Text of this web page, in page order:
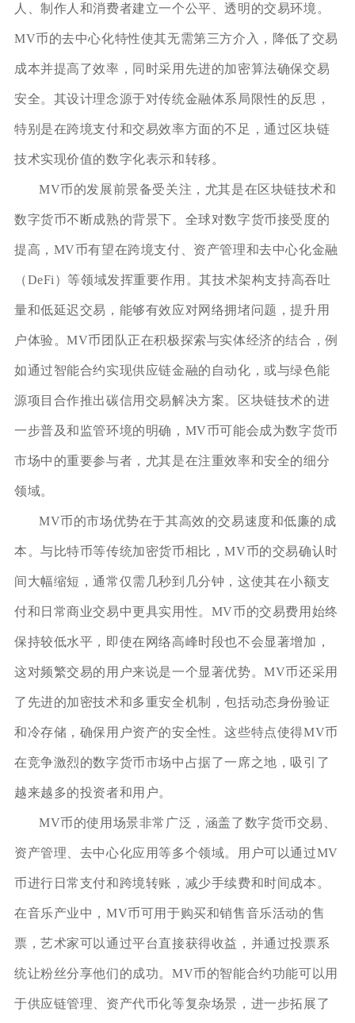
人、制作人和消费者建立一个公平、透明的交易环境。
MV币的去中心化特性使其无需第三方介入，降低了交易
成本并提高了效率，同时采用先进的加密算法确保交易
安全。其设计理念源于对传统金融体系局限性的反思，
特别是在跨境支付和交易效率方面的不足，通过区块链
技术实现价值的数字化表示和转移。
MV币的发展前景备受关注，尤其是在区块链技术和
数字货币不断成熟的背景下。全球对数字货币接受度的
提高，MV币有望在跨境支付、资产管理和去中心化金融
（DeFi）等领域发挥重要作用。其技术架构支持高吞吐
量和低延迟交易，能够有效应对网络拥堵问题，提升用
户体验。MV币团队正在积极探索与实体经济的结合，例
如通过智能合约实现供应链金融的自动化，或与绿色能
源项目合作推出碳信用交易解决方案。区块链技术的进
一步普及和监管环境的明确，MV币可能会成为数字货币
市场中的重要参与者，尤其是在注重效率和安全的细分
领域。
MV币的市场优势在于其高效的交易速度和低廉的成
本。与比特币等传统加密货币相比，MV币的交易确认时
间大幅缩短，通常仅需几秒到几分钟，这使其在小额支
付和日常商业交易中更具实用性。MV币的交易费用始终
保持较低水平，即使在网络高峰时段也不会显著增加，
这对频繁交易的用户来说是一个显著优势。MV币还采用
了先进的加密技术和多重安全机制，包括动态身份验证
和冷存储，确保用户资产的安全性。这些特点使得MV币
在竞争激烈的数字货币市场中占据了一席之地，吸引了
越来越多的投资者和用户。
MV币的使用场景非常广泛，涵盖了数字货币交易、
资产管理、去中心化应用等多个领域。用户可以通过MV
币进行日常支付和跨境转账，减少手续费和时间成本。
在音乐产业中，MV币可用于购买和销售音乐活动的售
票，艺术家可以通过平台直接获得收益，并通过投票系
统让粉丝分享他们的成功。MV币的智能合约功能可以用
于供应链管理、资产代币化等复杂场景，进一步拓展了